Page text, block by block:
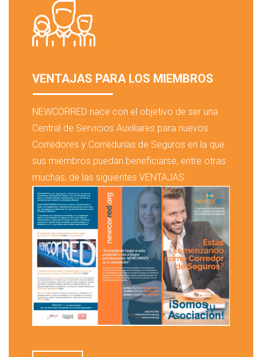
VENTAJAS PARA LOS MIEMBROS
NEWCORRED nace con el objetivo de ser una
Central de Servicios Auxiliares para nuevos
Corredores y Corredurías de Seguros en la que
sus miembros puedan beneficiarse, entre otras
muchas, de las siguientes VENTAJAS: